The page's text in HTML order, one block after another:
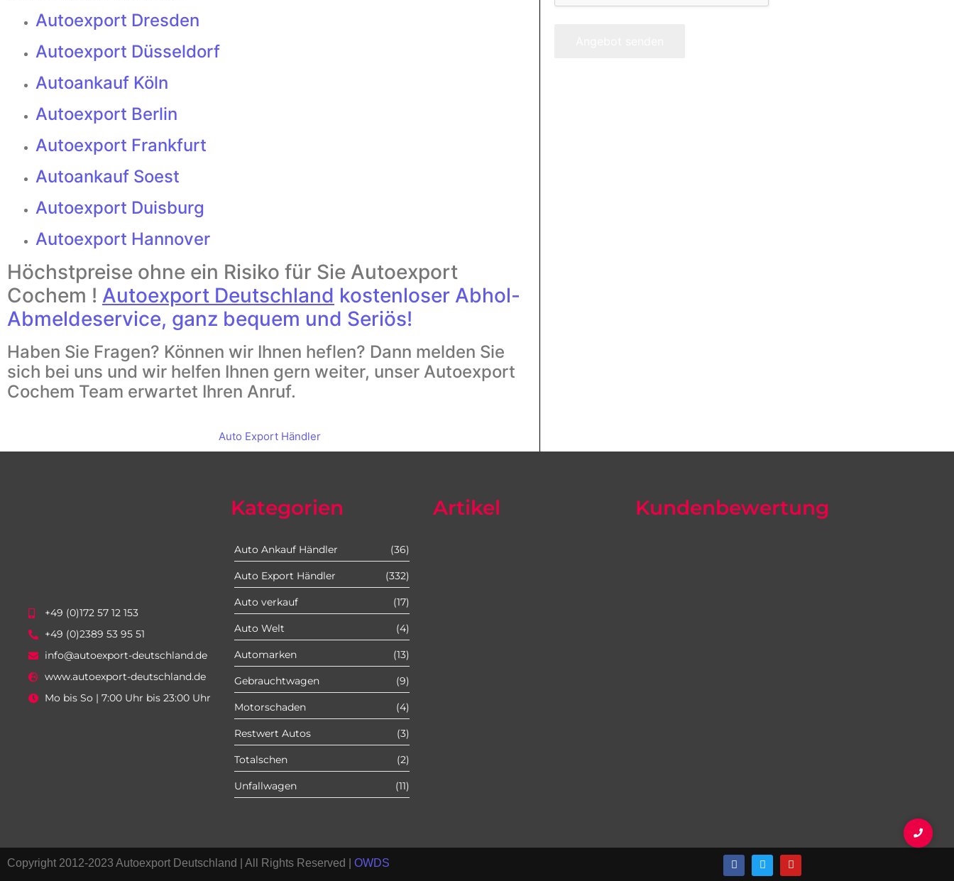
Autoexport Dresden
Autoexport Düsseldorf
Autoankauf Köln
Autoexport Berlin
Autoexport Frankfurt
Autoankauf Soest
Autoexport Duisburg
Autoexport Hannover
Höchstpreise ohne ein Risiko für Sie Autoexport
Cochem ! Autoexport Deutschland kostenloser Abhol-
Abmeldeservice, ganz bequem und Seriös!
Haben Sie Fragen? Können wir Ihnen heflen? Dann melden Sie
sich bei uns und wir helfen Ihnen gern weiter, unser Autoexport
Cochem Team erwartet Ihren Anruf.
Auto Export Händler
+49 (0)172 57 12 153
+49 (0)2389 53 95 51
info@autoexport-deutschland.de
www.autoexport-deutschland.de
Mo bis So | 7:00 Uhr bis 23:00 Uhr
Kategorien
Auto Ankauf Händler (36)
Auto Export Händler (332)
Auto verkauf (17)
Auto Welt (4)
Automarken (13)
Gebrauchtwagen (9)
Motorschaden (4)
Restwert Autos (3)
Totalschen (2)
Unfallwagen (11)
Artikel Kundenbewertung
Copyright 2012-2023 Autoexport Deutschland | All Rights Reserved | OWDS